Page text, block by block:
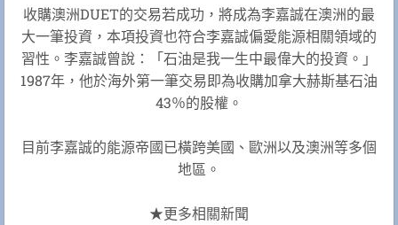
收購澳洲DUET的交易若成功，將成為李嘉誠在澳洲的最
大一筆投資，本項投資也符合李嘉誠偏愛能源相關領域的
習性。李嘉誠曾說：「石油是我一生中最偉大的投資。」
1987年，他於海外第一筆交易即為收購加拿大赫斯基石油
43％的股權。
目前李嘉誠的能源帝國已橫跨美國、歐洲以及澳洲等多個
地區。
★更多相關新聞